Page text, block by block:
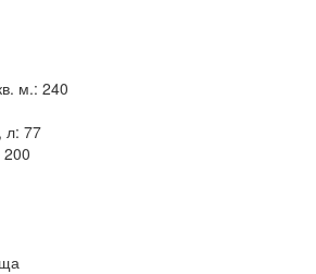
м.: 240
л: 77
200